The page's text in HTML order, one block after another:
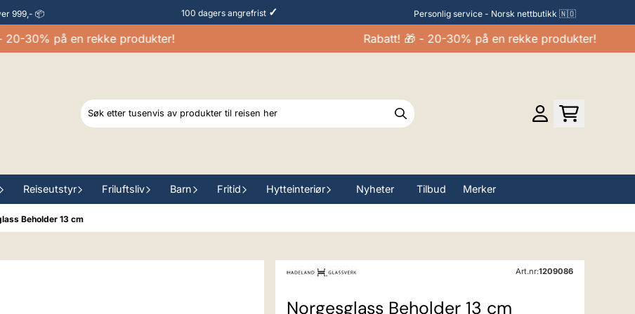
999,- 📦 100 dagers angrefrist ✓ Personlig service - Norsk nettbutikk 🇳🇴
30% på en rekke produkter! Rabatt! 🎁 - 20-30% på en rekke produkter!
Reiseutstyr Friluftsliv Barn Fritid Hytteinteriør Nyheter Tilbud Merker
Beholder 13 cm
Art.nr:1209086
Norgesglass Beholder 13 cm